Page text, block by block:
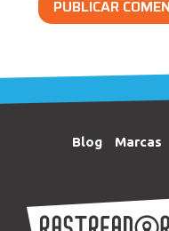
Blog Marcas